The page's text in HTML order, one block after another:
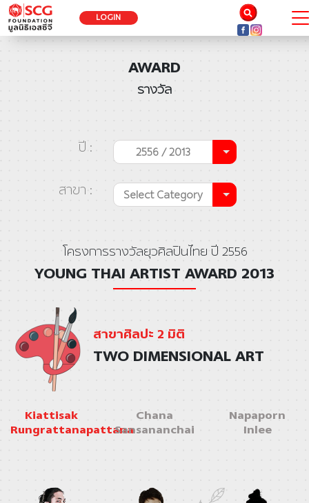
LOGIN
AWARD
รางวัล
ปี : 2556 / 2013
สาขา : Select Category
โครงการรางวัลยุวศิลปินไทย ปี 2556
YOUNG THAI ARTIST AWARD 2013
สาขาศิลปะ 2 มิติ
TWO DIMENSIONAL ART
Kiattisak
Rungrattanapattana
Chana
Sansananchai
Napaporn
Inlee